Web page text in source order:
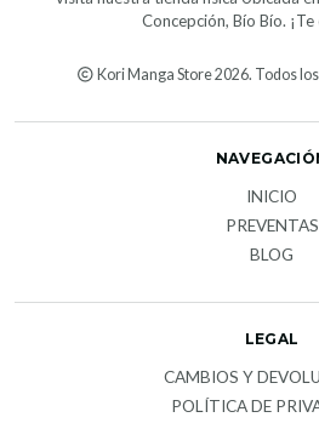
Concepción, Bío Bío.
Kori Manga Store 2026. Todos
INICIO
PREVENTAS
BLOG
LEGAL
CAMBIOS Y
POLÍTICA DE